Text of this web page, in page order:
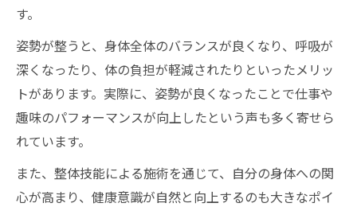
す。
姿勢が整うと、身体全体のバランスが良くなり、呼吸が
深くなったり、体の負担が軽減されたりといったメリッ
トがあります。実際に、姿勢が良くなったことで仕事や
趣味のパフォーマンスが向上したという声も多く寄せら
れています。
また、整体技能による施術を通じて、自分の身体への関
心が高まり、健康意識が自然と向上するのも大きなポイ